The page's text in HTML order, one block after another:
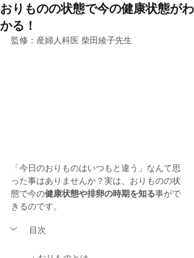
おりものの状態で今の健康状態がわ
かる！
監修：産婦人科医 柴田綾子先生
「今日のおりものはいつもと違う」なんて思
った事はありませんか？実は、おりものの状
態で今の健康状態や排卵の時期を知る事がで
きるのです。
目次